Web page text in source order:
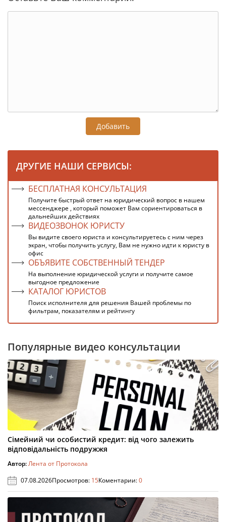
Добавить
ДРУГИЕ НАШИ СЕРВИСЫ:
БЕСПЛАТНАЯ КОНСУЛЬТАЦИЯ
Получите быстрый ответ на юридический вопрос в нашем
мессенджере , который поможет Вам сориентироваться в
дальнейших действиях
ВИДЕОЗВОНОК ЮРИСТУ
Вы видите своего юриста и консультируетесь с ним через
экран, чтобы получить услугу, Вам не нужно идти к юристу в
офис
ОБЪЯВИТЕ СОБСТВЕННЫЙ ТЕНДЕР
На выполнение юридической услуги и получите самое
выгодное предложение
КАТАЛОГ ЮРИСТОВ
Поиск исполнителя для решения Вашей проблемы по
фильтрам, показателям и рейтингу
Популярные видео консультации
Сімейний чи особистий кредит: від чого залежить
відповідальність подружжя
Автор:Лента от Протокола
07.08.2026Просмотров: 15Коментарии:0